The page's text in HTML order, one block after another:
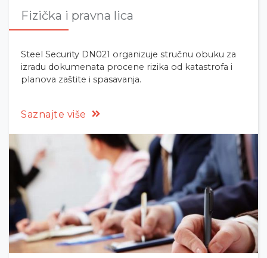
Fizička i pravna lica
Steel Security DN021 organizuje stručnu obuku za
izradu dokumenata procene rizika od katastrofa i
planova zaštite i spasavanja.
Saznajte više